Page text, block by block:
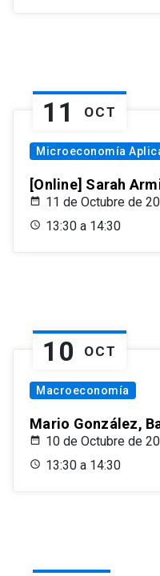
11 OCT
Microeconomía
[Online] Sarah
11 de Octubre de
13:30 a 14:30
10 OCT
Macroeconomía
Mario González,
10 de Octubre de
13:30 a 14:30